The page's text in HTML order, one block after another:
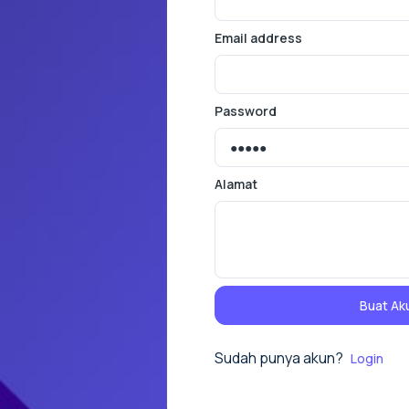
Email address
Password
Alamat
Buat
Sudah punya akun? Login